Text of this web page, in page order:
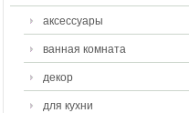
аксессуары
ванная комната
декор
для кухни